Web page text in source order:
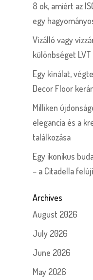
8 ok, amiért az
egy
Vízálló vagy
különbséget
Egy kínálat,
Decor Floor
Milliken
elegancia és a
találkozása
Egy ikonikus
– a Citadella
Archives
August 2026
July 2026
June 2026
May 2026